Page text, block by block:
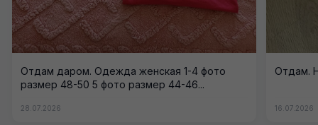
Отдам даром. Одежда женская 1-4 фото
размер 48-50 5 фото размер 44-46...
28.07.2026
Отдам.
16.07.2026